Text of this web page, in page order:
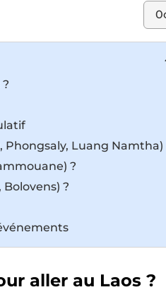
0
Luang Namtha)
?
?
aller au Laos ?